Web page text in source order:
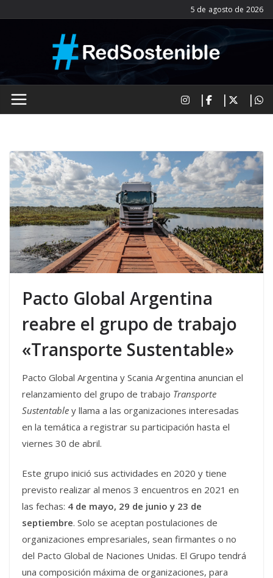
al
5 de agosto de 2026
Pacto Global Argentina
reabre el grupo de trabajo
«Transporte Sustentable»
Pacto Global Argentina y Scania Argentina anuncian el
relanzamiento del grupo de trabajo Transporte
Sustentable y llama a las organizaciones interesadas
en la temática a registrar su participación hasta el
viernes 30 de abril.
Este grupo inició sus actividades en 2020 y tiene
previsto realizar al menos 3 encuentros en 2021 en
las fechas: 4 de mayo, 29 de junio y 23 de
septiembre. Solo se aceptan postulaciones de
organizaciones empresariales, sean firmantes o no
del Pacto Global de Naciones Unidas. El Grupo tendrá
una composición máxima de organizaciones, para